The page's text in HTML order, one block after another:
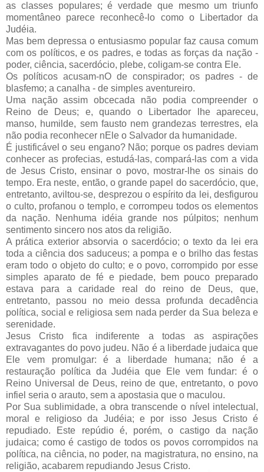
as classes populares; é verdade que mesmo um triunfo
momentâneo parece reconhecê-lo como o Libertador da
Judéia.
Mas bem depressa o entusiasmo popular faz causa comum
com os políticos, e os padres, e todas as forças da nação -
poder, ciência, sacerdócio, plebe, coligam-se contra Ele.
Os políticos acusam-nO de conspirador; os padres - de
blasfemo; a canalha - de simples aventureiro.
Uma nação assim obcecada não podia compreender o
Reino de Deus; e, quando o Libertador lhe apareceu,
manso, humilde, sem fausto nem grandezas terrestres, ela
não podia reconhecer nEle o Salvador da humanidade.
É justificável o seu engano? Não; porque os padres deviam
conhecer as profecias, estudá-las, compará-las com a vida
de Jesus Cristo, ensinar o povo, mostrar-lhe os sinais do
tempo. Era neste, então, o grande papel do sacerdócio, que,
entretanto, aviltou-se, desprezou o espírito da lei, desfigurou
o culto, profanou o templo, e corrompeu todos os elementos
da nação. Nenhuma idéia grande nos púlpitos; nenhum
sentimento sincero nos atos da religião.
A prática exterior absorvia o sacerdócio; o texto da lei era
toda a ciência dos saduceus; a pompa e o brilho das festas
eram todo o objeto do culto; e o povo, corrompido por esse
simples aparato de fé e piedade, bem pouco preparado
estava para a caridade real do reino de Deus, que,
entretanto, passou no meio dessa profunda decadência
política, social e religiosa sem nada perder da Sua beleza e
serenidade.
Jesus Cristo fica indiferente a todas as aspirações
extravagantes do povo judeu. Não é a liberdade judaica que
Ele vem promulgar: é a liberdade humana; não é a
restauração política da Judéia que Ele vem fundar: é o
Reino Universal de Deus, reino de que, entretanto, o povo
infiel seria o arauto, sem a apostasia que o maculou.
Por Sua sublimidade, a obra transcende o nível intelectual,
moral e religioso da Judéia; e por isso Jesus Cristo é
repudiado. Este repúdio é, porém, o castigo da nação
judaica; como é castigo de todos os povos corrompidos na
política, na ciência, no poder, na magistratura, no ensino, na
religião, acabarem repudiando Jesus Cristo.